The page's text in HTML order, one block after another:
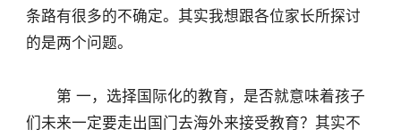
条路有很多的不确定。其实我想跟各位家长所探讨
的是两个问题。
第 一，选择国际化的教育，是否就意味着孩子
们未来一定要走出国门去海外来接受教育？其实不